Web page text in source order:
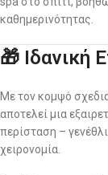
καθημερινότητας.
🎁 Ιδανική
Με τον κομψό
αποτελεί μια
περίσταση –
χειρονομία.